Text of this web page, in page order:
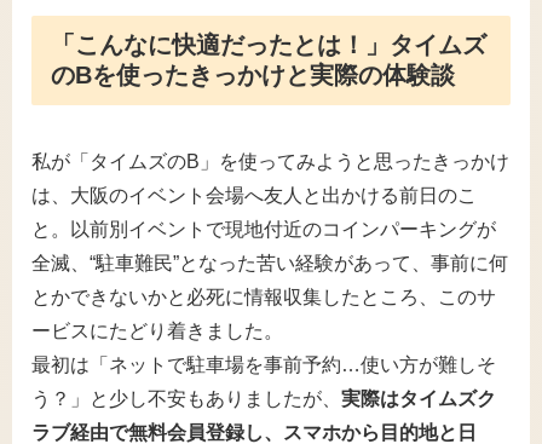
「こんなに快適だったとは！」タイムズ
のBを使ったきっかけと実際の体験談
私が「タイムズのB」を使ってみようと思ったきっかけ
は、大阪のイベント会場へ友人と出かける前日のこ
と。以前別イベントで現地付近のコインパーキングが
全滅、“駐車難民”となった苦い経験があって、事前に何
とかできないかと必死に情報収集したところ、このサ
ービスにたどり着きました。
最初は「ネットで駐車場を事前予約…使い方が難しそ
う？」と少し不安もありましたが、 実際はタイムズク
ラブ経由で無料会員登録し、スマホから目的地と日